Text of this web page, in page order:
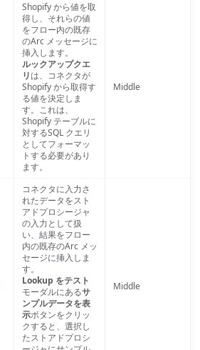
Shopify から値を取
得し、それらの値
をフロー内の既存
のArc メッセージに
挿入します。
ルックアップクエ
リは、コネクタが
Shopify から取得す
る値を決定しま
す。これは、
Shopify テーブルに
対するSQL クエリ
としてフォーマッ
トする必要があり
ます。
Middle
コネクタに入力さ
れたデータをスト
アドプロシージャ
の入力として扱
い、結果をフロー
内の既存のArc メッ
セージに挿入しま
す。
Lookup をテスト
モーダルにあるサ
ンプルデータを表
示ボタンをクリッ
クすると、選択し
たストアドプロシ
Middle